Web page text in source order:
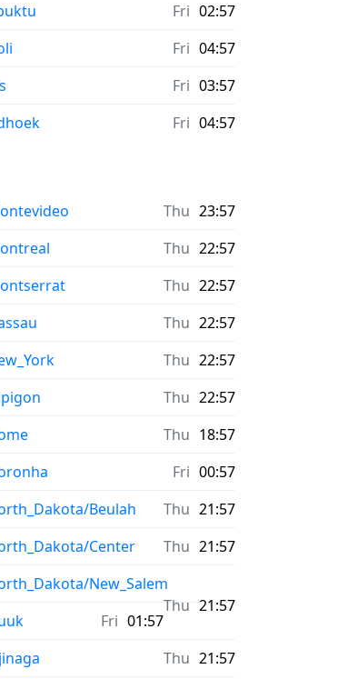
Fri 02:57
Fri 04:57
Fri 03:57
Fri 04:57
Thu 23:57
Thu 22:57
Thu 22:57
Thu 22:57
Thu 22:57
Thu 22:57
Thu 18:57
Fri 00:57
Beulah
Thu 21:57
Center
Thu 21:57
New_Salem
Thu 21:57
Fri 01:57
Thu 21:57